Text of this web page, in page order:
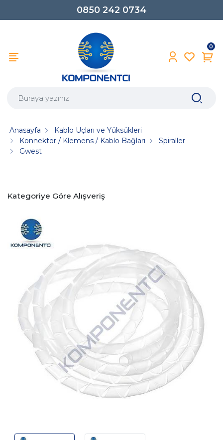
0850 242 0734
0
Anasayfa
Kablo Uçları ve Yüksükleri
Konnektör / Klemens / Kablo Bağları
Spiraller
Gwest
Kategoriye Göre Alışveriş